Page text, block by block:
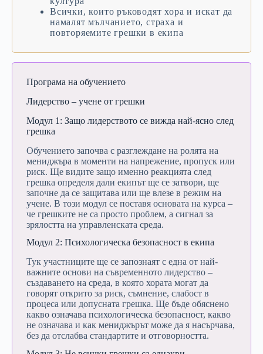
Всички,коиторъководятхораи искат да
намалятмълчанието,страха и
повторяемитегрешкив екипа
Програма на обучението
Лидерство – учене от грешки
Модул 1: Защо лидерството се вижда най-ясно след
грешка
Обучението започва с разглеждане на ролята на
мениджъра в моменти на напрежение, пропуск или
риск. Ще видите защо именно реакцията след
грешка определя дали екипът ще се затвори, ще
започне да се защитава или ще влезе в режим на
учене. В този модул се поставя основата на курса –
че грешките не са просто проблем, а сигнал за
зрялостта на управленската среда.
Модул 2: Психологическа безопасност в екипа
Тук участниците ще се запознаят с една от най-
важните основи на съвременното лидерство –
създаването на среда, в която хората могат да
говорят открито за риск, съмнение, слабост в
процеса или допусната грешка. Ще бъде обяснено
какво означава психологическа безопасност, какво
не означава и как мениджърът може да я насърчава,
без да отслабва стандартите и отговорността.